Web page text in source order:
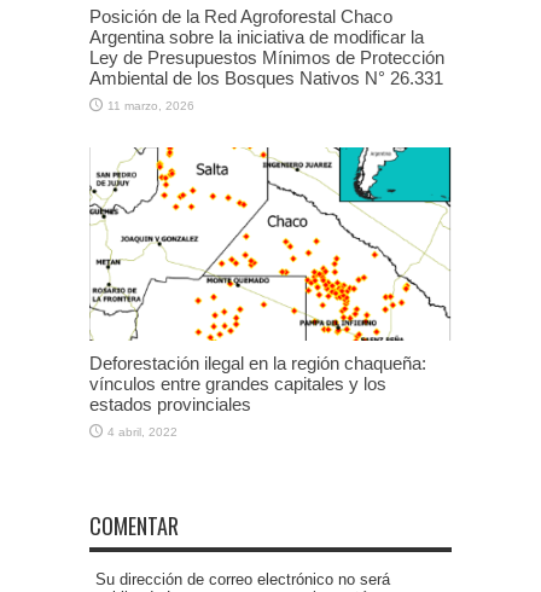
Posición de la Red Agroforestal Chaco
Argentina sobre la iniciativa de modificar la
Ley de Presupuestos Mínimos de Protección
Ambiental de los Bosques Nativos N° 26.331
11 marzo, 2026
Deforestación ilegal en la región chaqueña:
vínculos entre grandes capitales y los
estados provinciales
4 abril, 2022
COMENTAR
Su dirección de correo electrónico no será